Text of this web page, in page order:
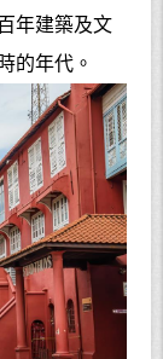
年建築及文
的年代。